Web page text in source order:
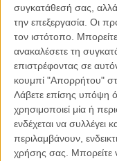
συγκατάθεσή σας, αλλά
την επεξεργασία. Οι
τον ιστότοπο.
ανακαλέσετε τη
επιστρέφοντας σε
κουμπί "Απορρήτου"
Λάβετε επίσης υπόψη
χρησιμοποιεί μία ή
ενδέχεται να συλλέγει
περιλαμβάνουν,
χρήσης σας. Μπορείτε
Βιμ Βέντερς
Συνέντευξη
Εγγράψου στο εβδομαδιαίο